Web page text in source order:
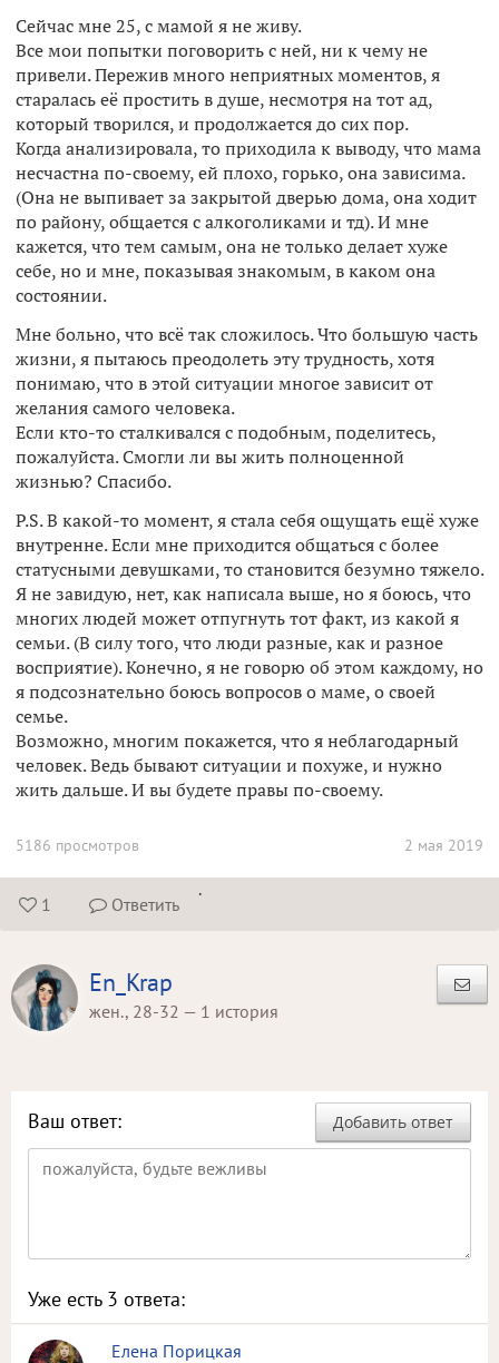
Сейчас мне 25, с мамой я не живу.
Все мои попытки поговорить с ней, ни к чему не
привели. Пережив много неприятных моментов, я
старалась её простить в душе, несмотря на тот ад,
который творился, и продолжается до сих пор.
Когда анализировала, то приходила к выводу, что мама
несчастна по-своему, ей плохо, горько, она зависима.
(Она не выпивает за закрытой дверью дома, она ходит
по району, общается с алкоголиками и тд). И мне
кажется, что тем самым, она не только делает хуже
себе, но и мне, показывая знакомым, в каком она
состоянии.
Мне больно, что всё так сложилось. Что большую часть
жизни, я пытаюсь преодолеть эту трудность, хотя
понимаю, что в этой ситуации многое зависит от
желания самого человека.
Если кто-то сталкивался с подобным, поделитесь,
пожалуйста. Смогли ли вы жить полноценной
жизнью? Спасибо.
P.S. В какой-то момент, я стала себя ощущать ещё хуже
внутренне. Если мне приходится общаться с более
статусными девушками, то становится безумно тяжело.
Я не завидую, нет, как написала выше, но я боюсь, что
многих людей может отпугнуть тот факт, из какой я
семьи. (В силу того, что люди разные, как и разное
восприятие). Конечно, я не говорю об этом каждому, но
я подсознательно боюсь вопросов о маме, о своей
семье.
Возможно, многим покажется, что я неблагодарный
человек. Ведь бывают ситуации и похуже, и нужно
жить дальше. И вы будете правы по-своему.
2 мая 2019
5186 просмотров
 1  Ответить
.
En_Krap
жен., 28-32 — 1 история
Добавить ответ
Ваш ответ:
Уже есть 3 ответа:
Елена Порицкая